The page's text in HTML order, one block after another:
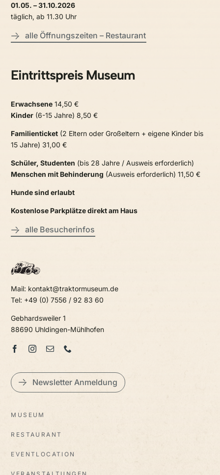
01.05. – 31.10.2026
täglich, ab 11.30 Uhr
alle Öffnungszeiten – Restaurant
Eintrittspreis Museum
Erwachsene 14,50 €
Kinder (6-15 Jahre) 8,50 €
Familienticket (2 Eltern oder Großeltern + eigene Kinder bis
15 Jahre) 31,00 €
Schüler, Studenten (bis 28 Jahre / Ausweis erforderlich)
Menschen mit Behinderung (Ausweis erforderlich) 11,50 €
Hunde sind erlaubt
Kostenlose Parkplätze direkt am Haus
alle Besucherinfos
Mail: kontakt@traktormuseum.de
Tel: +49 (0) 7556 / 92 83 60
Gebhardsweiler 1
88690 Uhldingen-Mühlhofen
Newsletter Anmeldung
MUSEUM
RESTAURANT
EVENTLOCATION